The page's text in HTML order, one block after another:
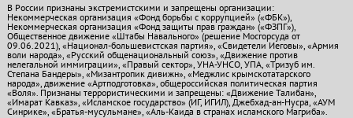
В России признаны экстремистскими и запрещены организации:
Некоммерческая организация «Фонд борьбы с коррупцией» («ФБК»),
Некоммерческая организация «Фонд защиты прав граждан» («ФЗПГ»),
Общественное движение «Штабы Навального» (решение Мосгорсуда от
09.06.2021), «Национал-большевистская партия», «Свидетели Иеговы», «Армия
воли народа», «Русский общенациональный союз», «Движение против
нелегальной иммиграции», «Правый сектор», УНА-УНСО, УПА, «Тризуб им.
Степана Бандеры», «Мизантропик дивижн», «Меджлис крымскотатарского
народа», движение «Артподготовка», общероссийская политическая партия
«Воля». Признаны террористическими и запрещены: «Движение Талибан»,
«Имарат Кавказ», «Исламское государство» (ИГ, ИГИЛ), Джебхад-ан-Нусра, «АУМ
Синрике», «Братья-мусульмане», «Аль-Каида в странах исламского Магриба».